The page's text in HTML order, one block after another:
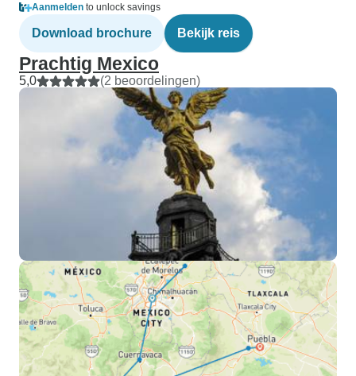
Aanmelden to unlock savings
Download brochure Bekijk reis
Prachtig Mexico
5,0 (2 beoordelingen)